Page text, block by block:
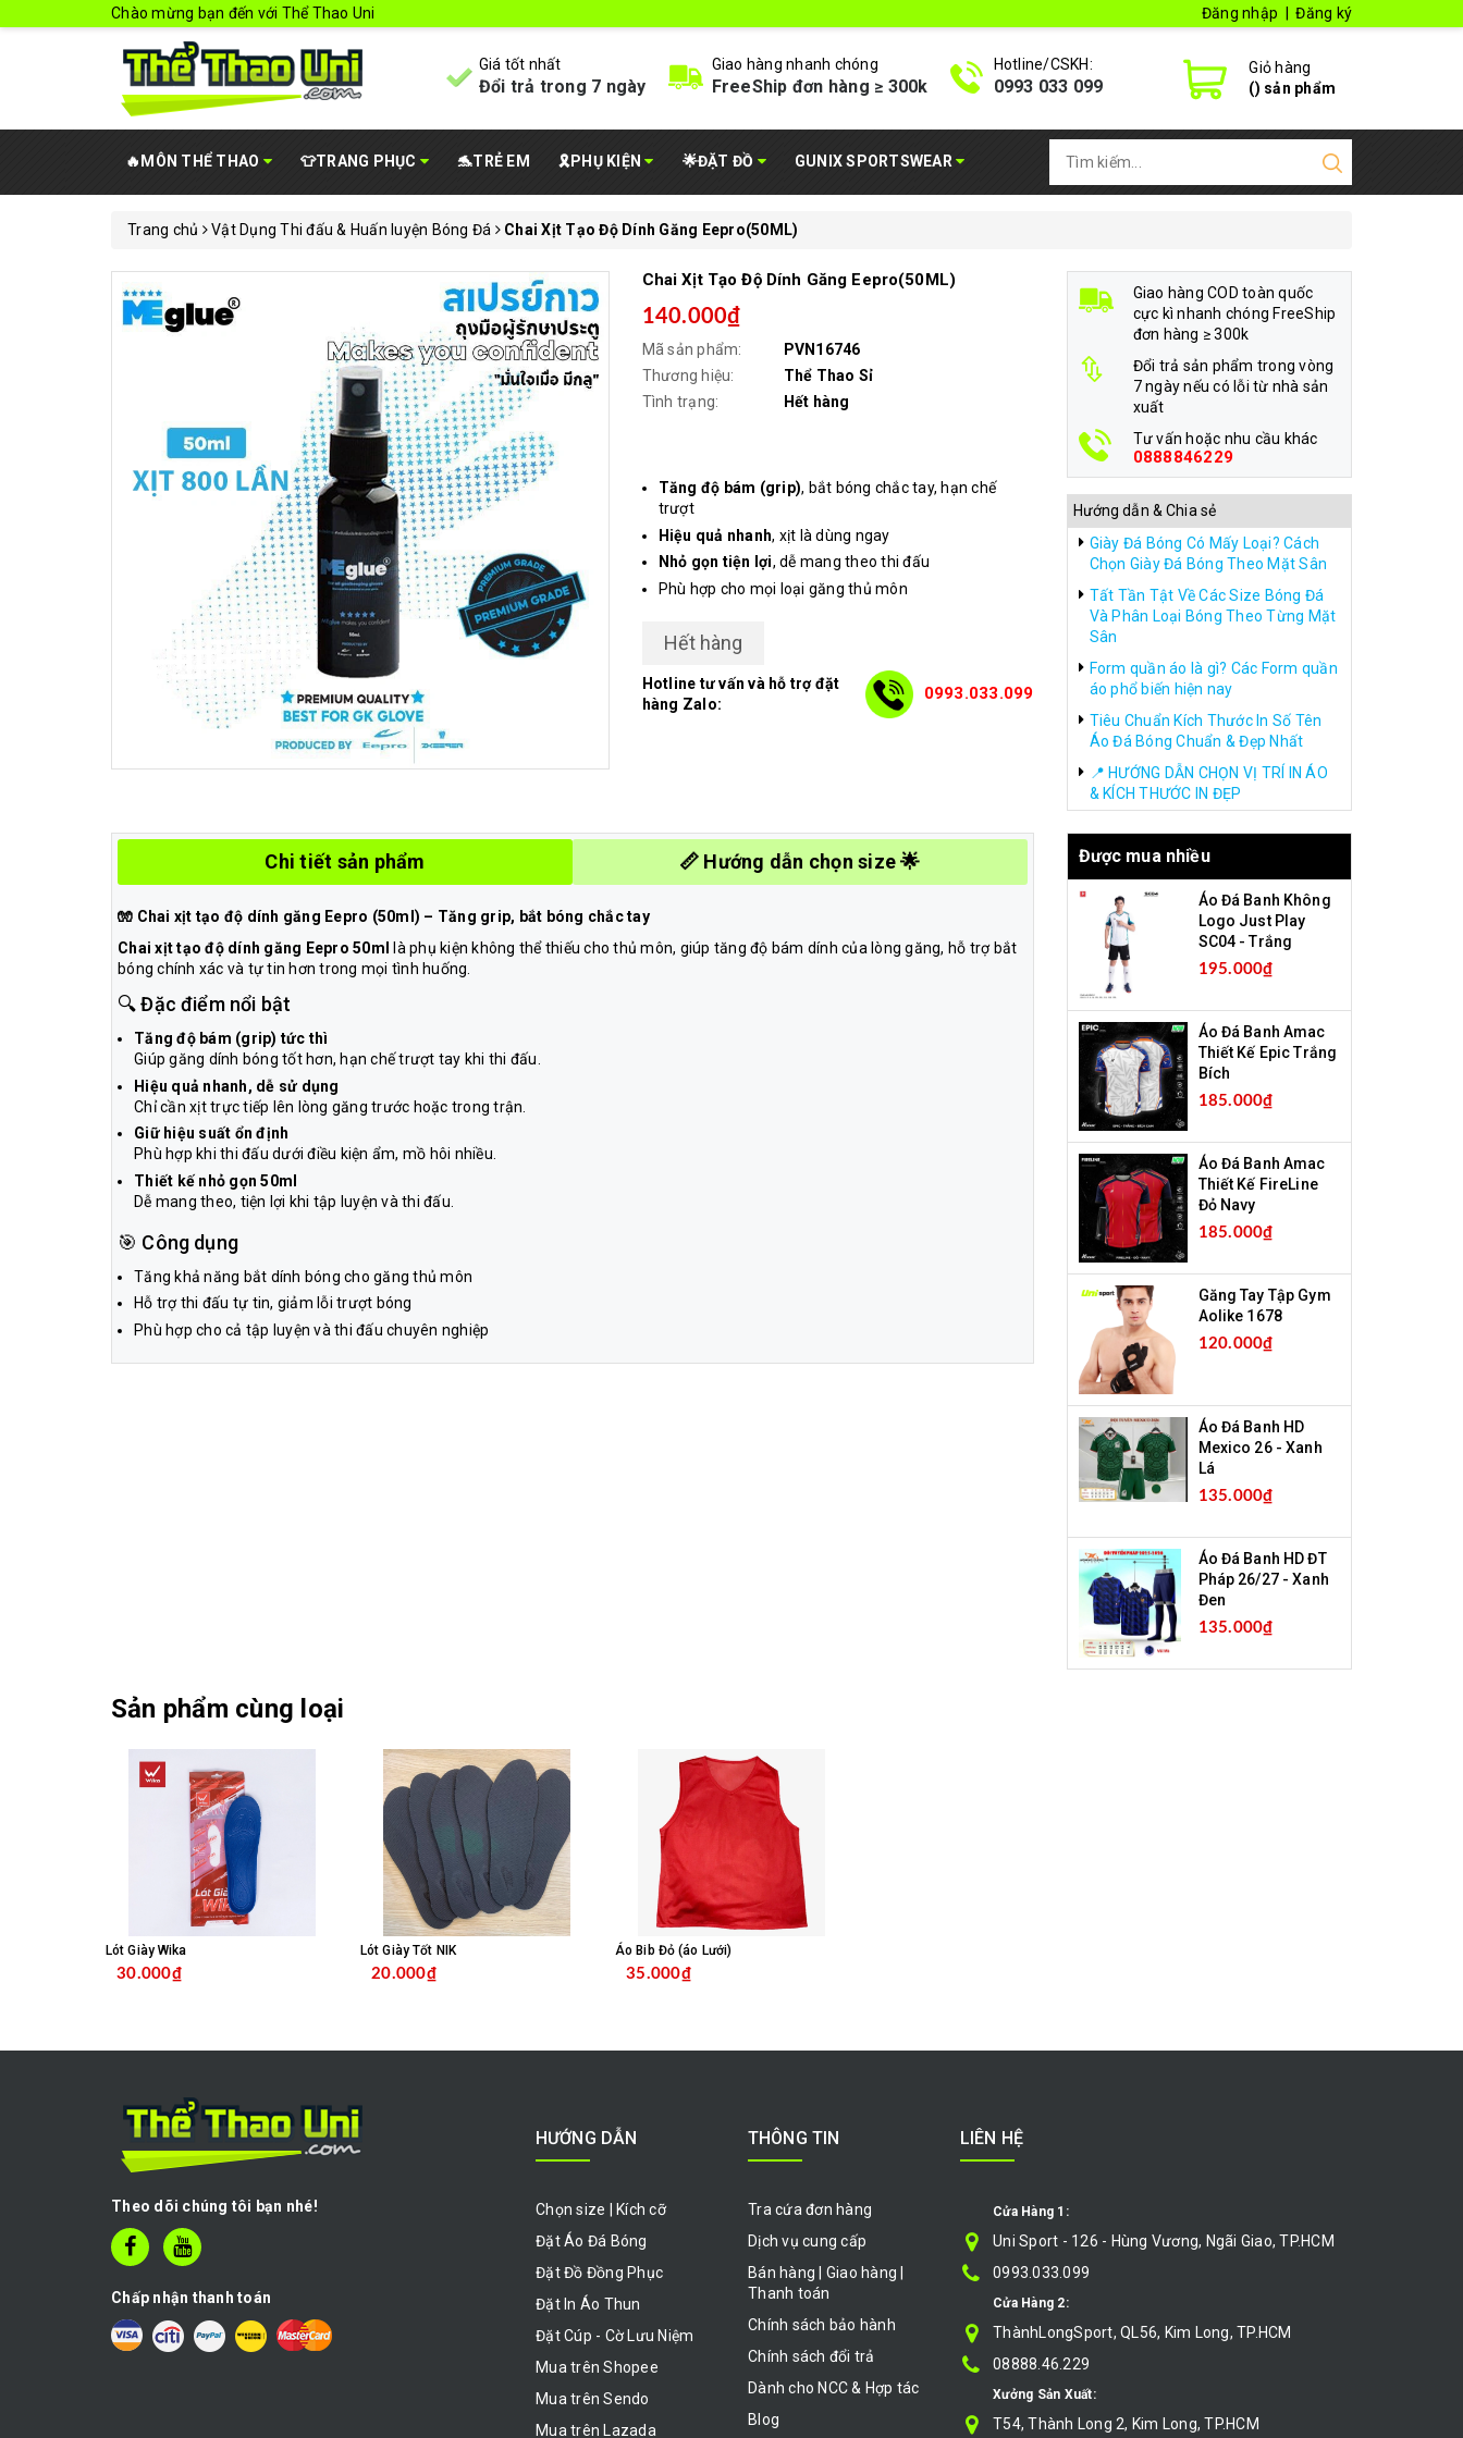
Chào mừng bạn đến với Thể Thao Uni Đăng nhập Đăng ký
Giá tốt nhất
Đổi trả trong 7 ngày
Giao hàng nhanh chóng
FreeShip đơn hàng ≥ 300k
Hotline/CSKH:
0993 033 099
Giỏ hàng
() sản phẩm
🔥MÔN THỂ THAO 👕TRANG PHỤC 🐬TRẺ EM 🎗️PHỤ KIỆN 🌟ĐẶT ĐỒ GUNIX SPORTSWEAR
Trang chủ Vật Dụng Thi đấu & Huấn luyện Bóng Đá Chai Xịt Tạo Độ Dính Găng Eepro(50ML)
Chai Xịt Tạo Độ Dính Găng Eepro(50ML)
140.000₫
Mã sản phẩm:
PVN16746
Thương hiệu:
Thể Thao Sỉ
Tình trạng:
Hết hàng
Tăng độ bám (grip), bắt bóng chắc tay, hạn chế
trượt
Hiệu quả nhanh, xịt là dùng ngay
Nhỏ gọn tiện lợi, dễ mang theo thi đấu
Phù hợp cho mọi loại găng thủ môn
Hết hàng
Hotline tư vấn và hỗ trợ đặt
hàng Zalo:
0993.033.099
Giao hàng COD toàn quốc
cực kì nhanh chóng FreeShip
đơn hàng ≥ 300k
Đổi trả sản phẩm trong vòng
7 ngày nếu có lỗi từ nhà sản
xuất
Tư vấn hoặc nhu cầu khác
0888846229
Hướng dẫn & Chia sẻ
Giày Đá Bóng Có Mấy Loại? Cách
Chọn Giày Đá Bóng Theo Mặt Sân
Tất Tần Tật Về Các Size Bóng Đá
Và Phân Loại Bóng Theo Từng Mặt
Sân
Form quần áo là gì? Các Form quần
áo phổ biến hiện nay
Tiêu Chuẩn Kích Thước In Số Tên
Áo Đá Bóng Chuẩn & Đẹp Nhất
📍 HƯỚNG DẪN CHỌN VỊ TRÍ IN ÁO
& KÍCH THƯỚC IN ĐẸP
Chi tiết sản phẩm 📏 Hướng dẫn chọn size 🌟
🧤 Chai xịt tạo độ dính găng Eepro (50ml) – Tăng grip, bắt bóng chắc tay
Chai xịt tạo độ dính găng Eepro 50ml
là phụ kiện không thể thiếu cho thủ môn, giúp tăng độ bám dính của lòng găng, hỗ trợ bắt
bóng chính xác và tự tin hơn trong mọi tình huống.
🔍 Đặc điểm nổi bật
Tăng độ bám (grip) tức thì
Giúp găng dính bóng tốt hơn, hạn chế trượt tay khi thi đấu.
Hiệu quả nhanh, dễ sử dụng
Chỉ cần xịt trực tiếp lên lòng găng trước hoặc trong trận.
Giữ hiệu suất ổn định
Phù hợp khi thi đấu dưới điều kiện ẩm, mồ hôi nhiều.
Thiết kế nhỏ gọn 50ml
Dễ mang theo, tiện lợi khi tập luyện và thi đấu.
🎯 Công dụng
Tăng khả năng bắt dính bóng cho găng thủ môn
Hỗ trợ thi đấu tự tin, giảm lỗi trượt bóng
Phù hợp cho cả tập luyện và thi đấu chuyên nghiệp
Được mua nhiều
Áo Đá Banh Không
Logo Just Play
SC04 - Trắng
195.000₫
Áo Đá Banh Amac
Thiết Kế Epic Trắng
Bích
185.000₫
Áo Đá Banh Amac
Thiết Kế FireLine
Đỏ Navy
185.000₫
Găng Tay Tập Gym
Aolike 1678
120.000₫
Áo Đá Banh HD
Mexico 26 - Xanh
Lá
135.000₫
Áo Đá Banh HD ĐT
Pháp 26/27 - Xanh
Đen
135.000₫
Sản phẩm cùng loại
Lót Giày Wika
30.000₫
Lót Giày Tốt NIK
20.000₫
Áo Bib Đỏ (áo Lưới)
35.000₫
Theo dõi chúng tôi bạn nhé!
Chấp nhận thanh toán
HƯỚNG DẪN
Chọn size | Kích cỡ
Đặt Áo Đá Bóng
Đặt Đồ Đồng Phục
Đặt In Áo Thun
Đặt Cúp - Cờ Lưu Niệm
Mua trên Shopee
Mua trên Sendo
Mua trên Lazada
THÔNG TIN
Tra cứa đơn hàng
Dịch vụ cung cấp
Bán hàng | Giao hàng |
Thanh toán
Chính sách bảo hành
Chính sách đổi trả
Dành cho NCC & Hợp tác
Blog
LIÊN HỆ
Cửa Hàng 1:
Uni Sport - 126 - Hùng Vương, Ngãi Giao, TP.HCM
0993.033.099
Cửa Hàng 2:
ThànhLongSport, QL56, Kim Long, TP.HCM
08888.46.229
Xưởng Sản Xuất:
T54, Thành Long 2, Kim Long, TP.HCM